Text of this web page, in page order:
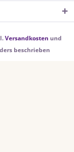
Versandkosten und
beschrieben